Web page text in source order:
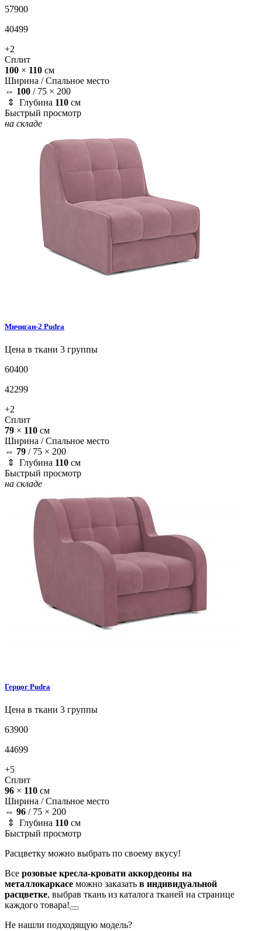
57900
40499
+2
Сплит
100 × 110 см
Ширина /Спальное место
⇔ 100 / 75 × 200
⇕ Глубина 110 см
Быстрый просмотр
на складе
Мичиган-2 Pudra
Цена в ткани 3 группы
60400
42299
+2
Сплит
79 × 110 см
Ширина /Спальное место
⇔ 79 / 75 × 200
⇕ Глубина 110 см
Быстрый просмотр
на складе
Герцог Pudra
Цена в ткани 3 группы
63900
44699
+5
Сплит
96 × 110 см
Ширина /Спальное место
⇔ 96 / 75 × 200
⇕ Глубина 110 см
Быстрый просмотр
Расцветку можно выбрать по своему вкусу!
Все розовые кресла-кровати аккордеоны на
металлокаркасе можно заказать в индивидуальной
расцветке, выбрав ткань из каталога тканей на странице
каждого товара!
Не нашли подходящую модель?